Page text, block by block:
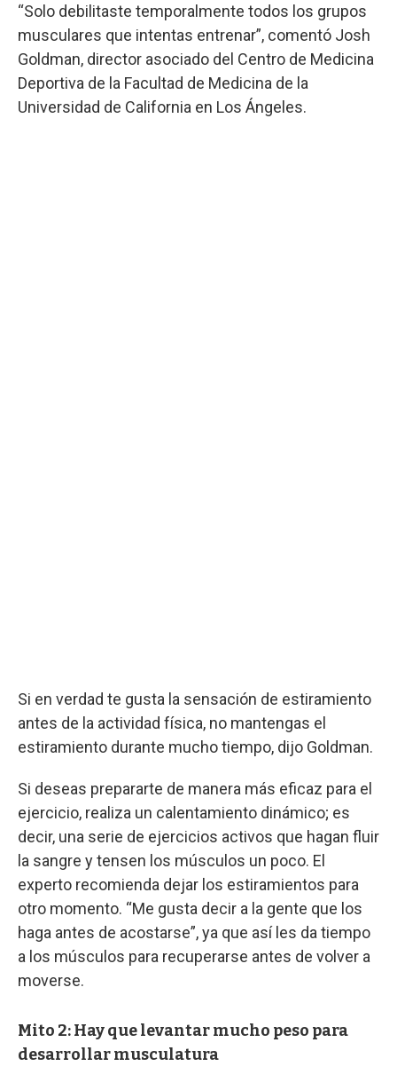
“Solo debilitaste temporalmente todos los grupos
musculares que intentas entrenar”, comentó Josh
Goldman, director asociado del Centro de Medicina
Deportiva de la Facultad de Medicina de la
Universidad de California en Los Ángeles.
Si en verdad te gusta la sensación de estiramiento
antes de la actividad física, no mantengas el
estiramiento durante mucho tiempo, dijo Goldman.
Si deseas prepararte de manera más eficaz para el
ejercicio, realiza un calentamiento dinámico; es
decir, una serie de ejercicios activos que hagan fluir
la sangre y tensen los músculos un poco. El
experto recomienda dejar los estiramientos para
otro momento. “Me gusta decir a la gente que los
haga antes de acostarse”, ya que así les da tiempo
a los músculos para recuperarse antes de volver a
moverse.
Mito 2: Hay que levantar mucho peso para
desarrollar musculatura